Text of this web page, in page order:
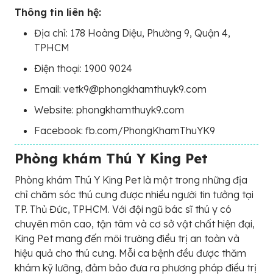
Thông tin liên hệ:
Địa chỉ: 178 Hoàng Diệu, Phường 9, Quận 4,
TPHCM
Điện thoại: 1900 9024
Email: vetk9@phongkhamthuyk9.com
Website: phongkhamthuyk9.com
Facebook: fb.com/PhongKhamThuYK9
Phòng khám Thú Y King Pet
Phòng khám Thú Y King Pet là một trong những địa
chỉ chăm sóc thú cưng được nhiều người tin tưởng tại
TP. Thủ Đức, TPHCM. Với đội ngũ bác sĩ thú y có
chuyên môn cao, tận tâm và cơ sở vật chất hiện đại,
King Pet mang đến môi trường điều trị an toàn và
hiệu quả cho thú cưng. Mỗi ca bệnh đều được thăm
khám kỹ lưỡng, đảm bảo đưa ra phương pháp điều trị